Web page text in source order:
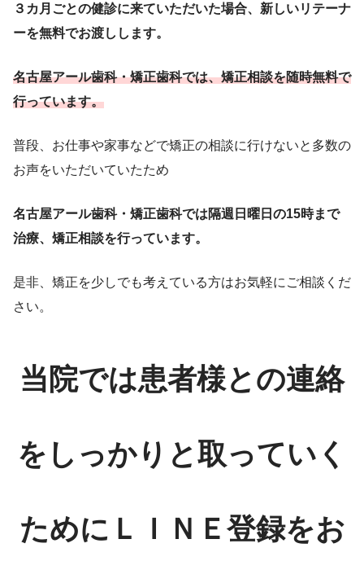
３カ月ごとの健診に来ていただいた場合、新しいリテーナ
ーを無料でお渡しします。
名古屋アール歯科・矯正歯科では、矯正相談を随時無料で
行っています。
普段、お仕事や家事などで矯正の相談に行けないと多数の
お声をいただいていたため
名古屋アール歯科・矯正歯科では隔週日曜日の15時まで
治療、矯正相談を行っています。
是非、矯正を少しでも考えている方はお気軽にご相談くだ
さい。
当院では患者様との連絡
をしっかりと取っていく
ためにＬＩＮＥ登録をお